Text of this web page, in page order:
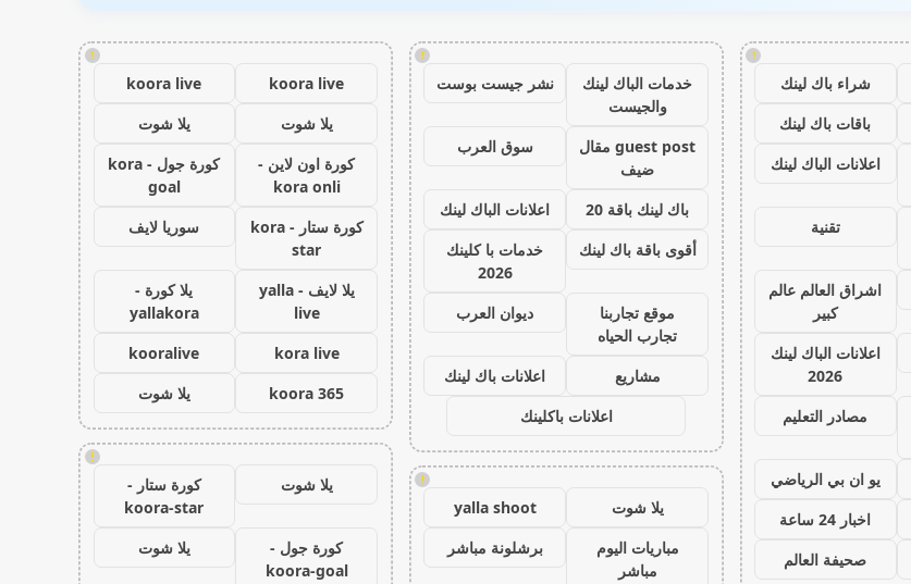
!
شراء باك لينك
باقات باك لينك
اعلانات الباك لينك
تقنية
اشراق العالم عالم
كبير
اعلانات الباك لينك
2026
مصادر التعليم
يو ان بي الرياضي
اخبار 24 ساعة
صحيفة العالم
!
خدمات الباك لينك
والجيست
نشر جيست بوست
guest post مقال
ضيف
سوق العرب
باك لينك باقة 20
اعلانات الباك لينك
أقوى باقة باك لينك
خدمات با كلينك
2026
موقع تجاربنا
تجارب الحياه
ديوان العرب
مشاريع
اعلانات باك لينك
اعلانات باكلينك
!
يلا شوت
yalla shoot
مباريات اليوم
مباشر
برشلونة مباشر
!
koora live
koora live
يلا شوت
يلا شوت
كورة اون لاين -
kora onli
كورة جول - kora
goal
كورة ستار - kora
star
سوريا لايف
يلا لايف - yalla
live
يلا كورة -
yallakora
kora live
kooralive
koora 365
يلا شوت
!
يلا شوت
كورة ستار -
koora-star
كورة جول -
koora-goal
يلا شوت